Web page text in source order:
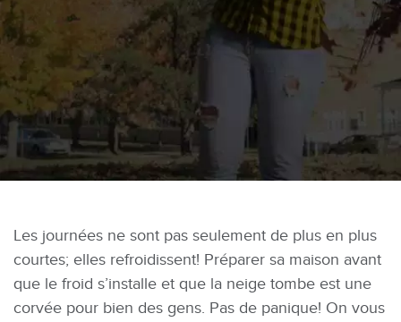
Les journées ne sont pas seulement de plus en plus
courtes; elles refroidissent! Préparer sa maison avant
que le froid s’installe et que la neige tombe est une
corvée pour bien des gens. Pas de panique! On vous